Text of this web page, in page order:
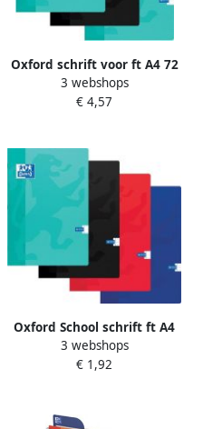
Oxford schrift voor ft A4 72
blz met kantlijn gelijnd
voordeelpak van 3 stuks
3 webshops
€ 4,57
Oxford School schrift ft A4
72 bladzijden met kantlijn
gelijnd geassorteerde
3 webshops
€ 1,92